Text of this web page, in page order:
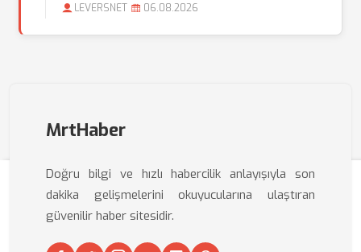
LEVERSNET 06.08.2026
MrtHaber
Doğru bilgi ve hızlı habercilik anlayışıyla son
dakika gelişmelerini okuyucularına ulaştıran
güvenilir haber sitesidir.